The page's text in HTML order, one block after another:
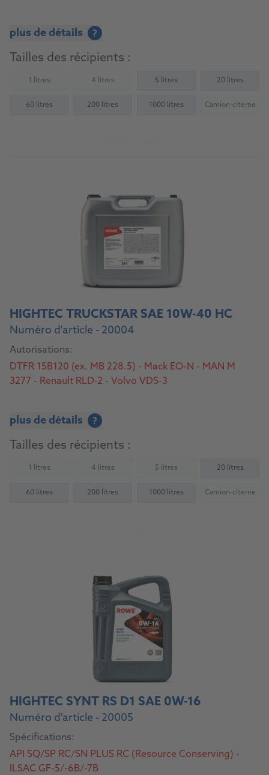
plus de détails ?
Tailles des récipients :
1 litres(Not available) 4 litres(Not available) 5 litres 20 litres
60 litres 200 litres 1000 litres Camion-citerne
(Not
HIGHTEC TRUCKSTAR SAE 10W-40 HC
Numéro d'article - 20004
Autorisations:
DTFR 15B120 (ex. MB 228.5) - Mack EO-N - MAN M
3277 - Renault RLD-2 - Volvo VDS-3
plus de détails ?
Tailles des récipients :
1 litres(Not available) 4 litres(Not available) 5 litres(Not available) 20 litres
60 litres 200 litres 1000 litres Camion-citerne
(Not
HIGHTEC SYNT RS D1 SAE 0W-16
Numéro d'article - 20005
Spécifications:
API SQ/SP RC/SN PLUS RC (Resource Conserving) -
ILSAC GF-5/-6B/-7B